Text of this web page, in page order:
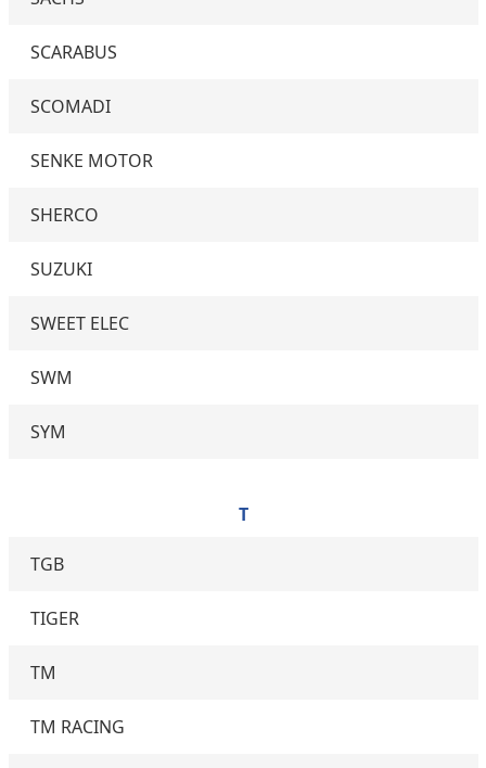
SCARABUS
SCOMADI
SENKE MOTOR
SHERCO
SUZUKI
SWEET ELEC
SWM
SYM
T
TGB
TIGER
TM
TM RACING